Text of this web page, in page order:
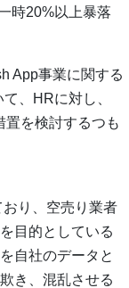
時20%以上暴落
App事業に関する
、HRに対し、
を検討するつも
り、空売り業者
目的としている
自社のデータと
き、混乱させる